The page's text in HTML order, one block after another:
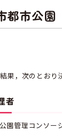
都市公園
果，次のとおり
者
園管理コンソー